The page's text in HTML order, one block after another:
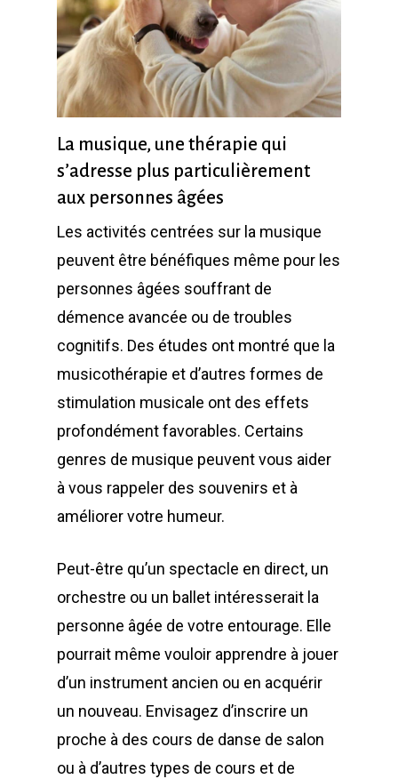
La musique, une thérapie qui
s’adresse plus particulièrement
aux personnes âgées
Les activités centrées sur la musique
peuvent être bénéfiques même pour les
personnes âgées souffrant de
démence avancée ou de troubles
cognitifs. Des études ont montré que la
musicothérapie et d’autres formes de
stimulation musicale ont des effets
profondément favorables. Certains
genres de musique peuvent vous aider
à vous rappeler des souvenirs et à
améliorer votre humeur.
Peut-être qu’un spectacle en direct, un
orchestre ou un ballet intéresserait la
personne âgée de votre entourage. Elle
pourrait même vouloir apprendre à jouer
d’un instrument ancien ou en acquérir
un nouveau. Envisagez d’inscrire un
proche à des cours de danse de salon
ou à d’autres types de cours et de